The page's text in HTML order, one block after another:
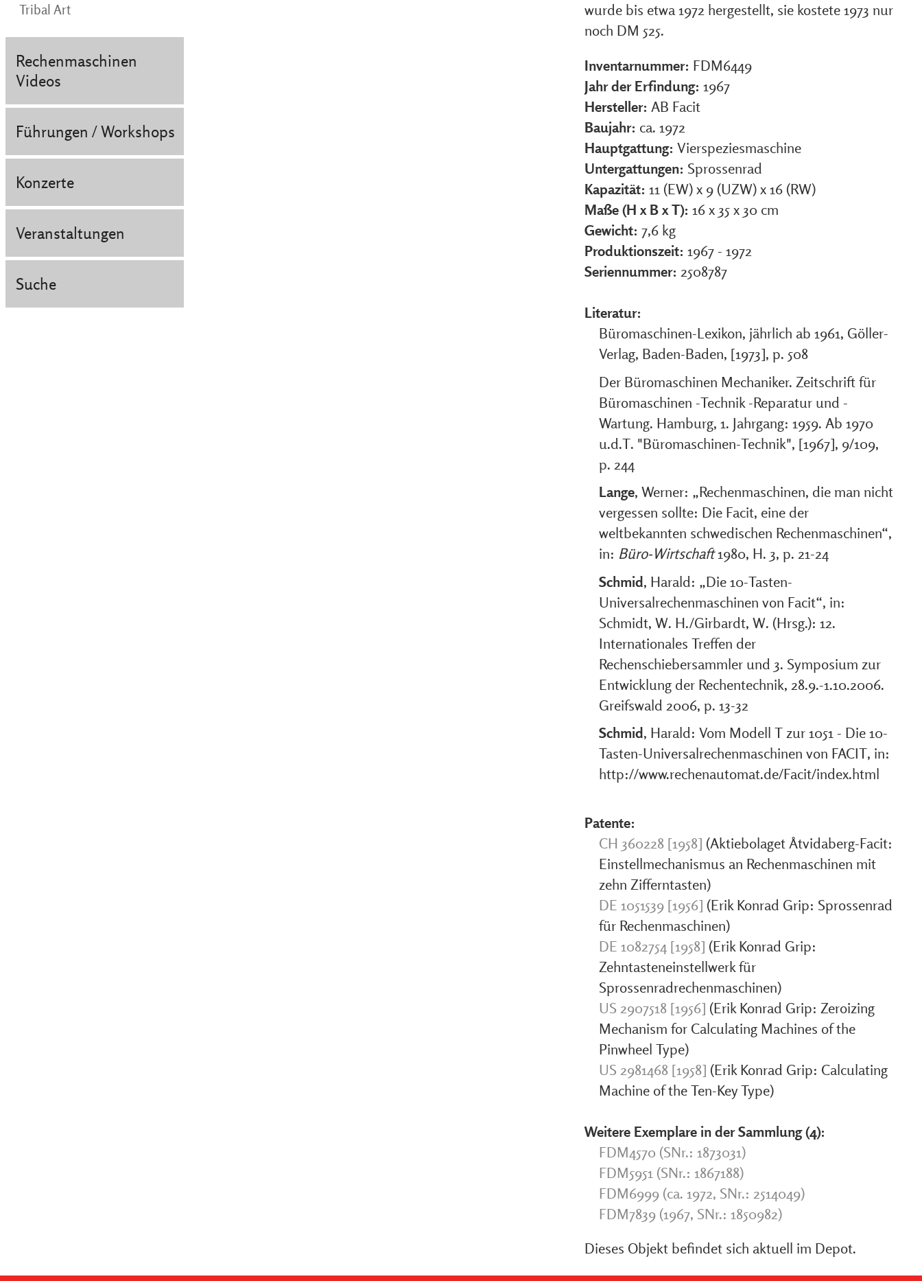
Tribal Art
Rechenmaschinen
Videos
Führungen / Workshops
Konzerte
Veranstaltungen
Suche
wurde bis etwa 1972 hergestellt, sie kostete 1973 nur
noch DM 525.
Inventarnummer: FDM6449
Jahr der Erfindung: 1967
Hersteller: AB Facit
Baujahr: ca. 1972
Hauptgattung: Vierspeziesmaschine
Untergattungen: Sprossenrad
Kapazität: 11 (EW) x 9 (UZW) x 16 (RW)
Maße (H x B x T): 16 x 35 x 30 cm
Gewicht: 7,6 kg
Produktionszeit: 1967 - 1972
Seriennummer: 2508787
Literatur:
Büromaschinen-Lexikon, jährlich ab 1961, Göller-
Verlag, Baden-Baden, [1973], p. 508
Der Büromaschinen Mechaniker. Zeitschrift für
Büromaschinen -Technik -Reparatur und -
Wartung. Hamburg, 1. Jahrgang: 1959. Ab 1970
u.d.T. "Büromaschinen-Technik", [1967], 9/109,
p. 244
Lange, Werner: „Rechenmaschinen, die man nicht
vergessen sollte: Die Facit, eine der
weltbekannten schwedischen Rechenmaschinen“,
in: Büro-Wirtschaft1980, H. 3, p. 21-24
Schmid, Harald: „Die 10-Tasten-
Universalrechenmaschinen von Facit“, in:
Schmidt, W. H./Girbardt, W. (Hrsg.): 12.
Internationales Treffen der
Rechenschiebersammler und 3. Symposium zur
Entwicklung der Rechentechnik, 28.9.-1.10.2006.
Greifswald 2006, p. 13-32
Schmid, Harald: Vom Modell T zur 1051 - Die 10-
Tasten-Universalrechenmaschinen von FACIT, in:
http://www.rechenautomat.de/Facit/index.html
Patente:
CH 360228 [1958] (Aktiebolaget Åtvidaberg-Facit:
Einstellmechanismus an Rechenmaschinen mit
zehn Zifferntasten)
DE 1051539 [1956] (Erik Konrad Grip: Sprossenrad
für Rechenmaschinen)
DE 1082754 [1958] (Erik Konrad Grip:
Zehntasteneinstellwerk für
Sprossenradrechenmaschinen)
US 2907518 [1956] (Erik Konrad Grip: Zeroizing
Mechanism for Calculating Machines of the
Pinwheel Type)
US 2981468 [1958] (Erik Konrad Grip: Calculating
Machine of the Ten-Key Type)
Weitere Exemplare in der Sammlung (4):
FDM4570 (SNr.: 1873031)
FDM5951 (SNr.: 1867188)
FDM6999 (ca. 1972, SNr.: 2514049)
FDM7839 (1967, SNr.: 1850982)
Dieses Objekt befindet sich aktuell im Depot.